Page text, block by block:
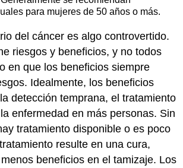
para mujeres de 50 años o más.
del cáncer es algo controvertido.
riesgos y beneficios, y no todos
en que los beneficios siempre
Idealmente, los beneficios
detección temprana, el tratamiento
enfermedad en más personas. Sin
tratamiento disponible o es poco
resulte en una cura,
beneficios en el tamizaje. Los